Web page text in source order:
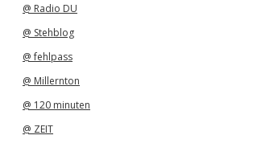
@ Radio DU
@ Stehblog
@ fehlpass
@ Millernton
@ 120 minuten
@ ZEIT